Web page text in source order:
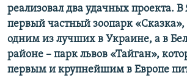
реализовал два удачных проекта. В
первый частный зоопарк
одним из лучших в Украине, а в
районе – парк львов «Тайган»,
первым и крупнейшим в Европе